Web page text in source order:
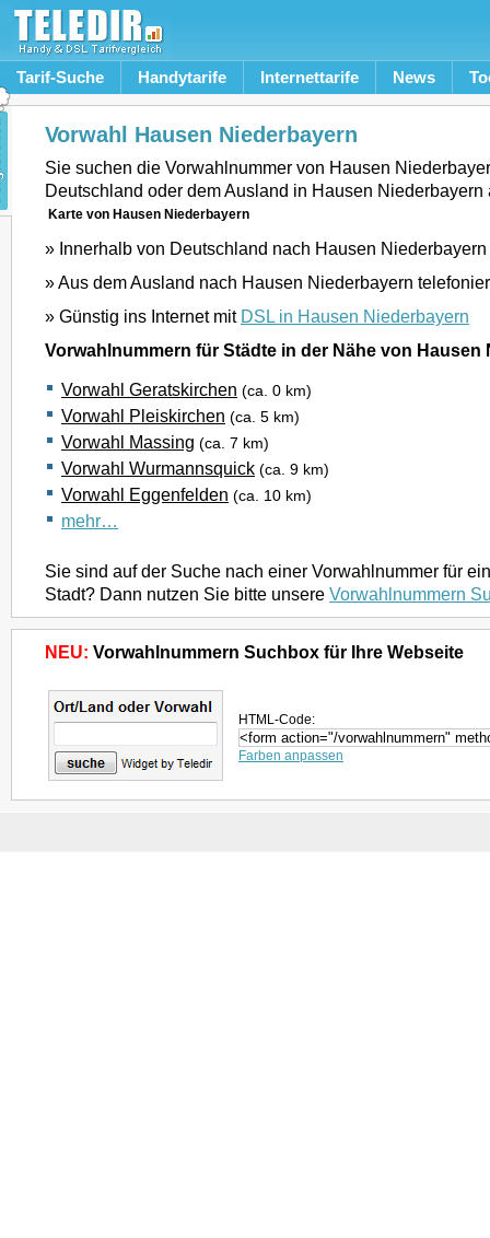
Tarif-Suche Handytarife Internettarife News
Vorwahl Hausen Niederbayern
Sie suchen die Vorwahlnummer von Hausen
Deutschland oder dem Ausland in Hausen Niederbayern
Karte von Hausen Niederbayern
» Innerhalb von Deutschland nach Hausen
» Aus dem Ausland nach Hausen Niederbayern
» Günstig ins Internet mit DSL in Hausen Niederbayern
Vorwahlnummern für Städte in der Nähe von Hausen
Vorwahl Geratskirchen (ca. 0 km)
Vorwahl Pleiskirchen (ca. 5 km)
Vorwahl Massing (ca. 7 km)
Vorwahl Wurmannsquick (ca. 9 km)
Vorwahl Eggenfelden (ca. 10 km)
mehr…
Sie sind auf der Suche nach einer Vorwahlnummer für
Stadt? Dann nutzen Sie bitte unsere Vorwahlnummern
NEU: Vorwahlnummern Suchbox für Ihre Webseite
HTML-Code:
Farben anpassen